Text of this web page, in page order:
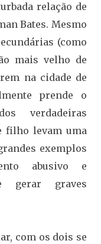
relação de
Bates. Mesmo
(como
mais velho de
na cidade de
prende o
verdadeiras
filho levam uma
exemplos
abusivo e
gerar graves
com os dois se